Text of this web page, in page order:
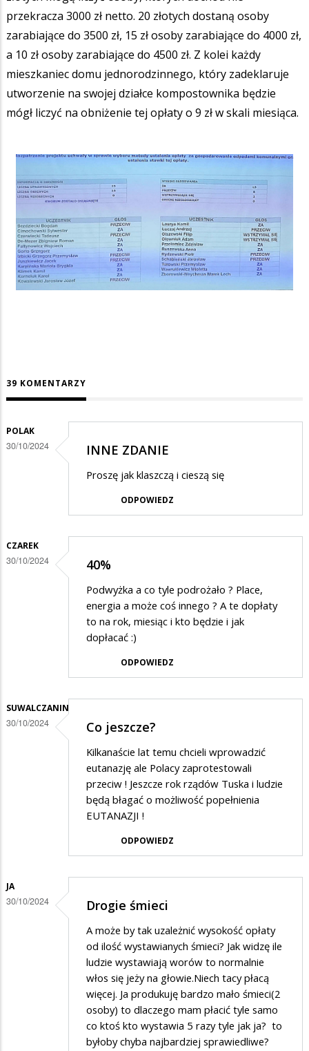
przekracza 3000 zł netto. 20 złotych dostaną osoby
zarabiające do 3500 zł, 15 zł osoby zarabiające do 4000 zł,
a 10 zł osoby zarabiające do 4500 zł. Z kolei każdy
mieszkaniec domu jednorodzinnego, który zadeklaruje
utworzenie na swojej działce kompostownika będzie
mógł liczyć na obniżenie tej opłaty o 9 zł w skali miesiąca.
39 KOMENTARZY
POLAK
30/10/2024 INNE ZDANIE
Proszę jak klaszczą i cieszą się
ODPOWIEDZ
CZAREK
30/10/2024 40%
Podwyżka a co tyle podrożało ? Place,
energia a może coś innego ? A te dopłaty
to na rok, miesiąc i kto będzie i jak
dopłacać :)
ODPOWIEDZ
SUWALCZANIN
30/10/2024 Co jeszcze?
Kilkanaście lat temu chcieli wprowadzić
eutanazję ale Polacy zaprotestowali
przeciw ! Jeszcze rok rządów Tuska i ludzie
będą błagać o możliwość popełnienia
EUTANAZJI !
ODPOWIEDZ
JA
30/10/2024 Drogie śmieci
A może by tak uzależnić wysokość opłaty
od ilość wystawianych śmieci? Jak widzę ile
ludzie wystawiają worów to normalnie
włos się jeży na głowie.Niech tacy płacą
więcej. Ja produkuję bardzo mało śmieci(2
osoby) to dlaczego mam płacić tyle samo
co ktoś kto wystawia 5 razy tyle jak ja? to
byłoby chyba najbardziej sprawiedliwe?